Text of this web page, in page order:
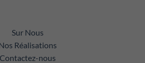
Sur Nous
Réalisations
Contactez-nous